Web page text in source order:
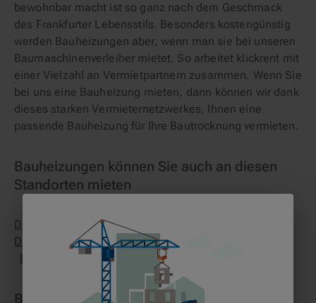
bewohnbar macht ist so ganz nach dem Geschmack
des Frankfurter Lebensstils. Besonders kostengünstig
werden Bauheizungen aber, wenn man sie bei unseren
Baumaschinenverleiher mietet. So arbeitet klickrent mit
einer Vielzahl an Vermietpartnern zusammen. Wenn Sie
bei uns eine Bauheizung mieten, dann können wir dank
dieses starken Vermieternetzwerkes, Ihnen eine
passende Bauheizung für Ihre Bautrocknung vermieten.
Bauheizungen können Sie auch an diesen
Standorten mieten
Dortmund Nürnberg
Dresden
Bremen Hannover
Berlin
Stuttgart Hamburg
Bauheizungen in Frankfurt im Einsatz